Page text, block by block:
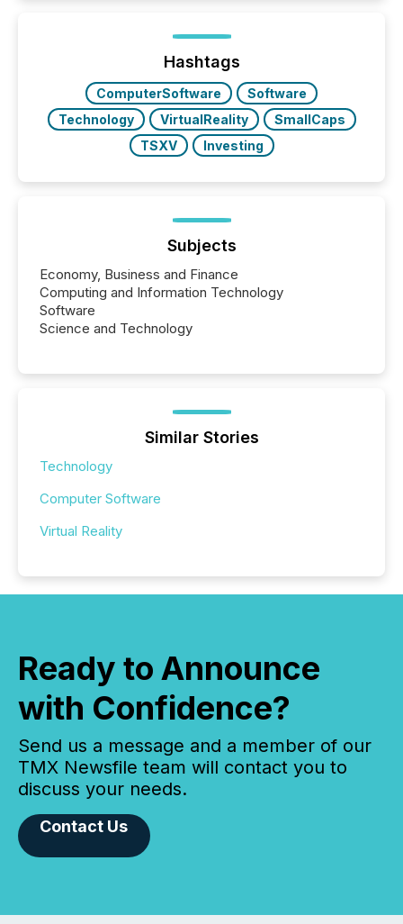
jurisdiction of incorporation; FPIs incorporated in
"offshore" jurisdictions (e.g., Cayman Islands or
Hashtags
ComputerSoftware
Software
Technology
VirtualReality
SmallCaps
TSXV
Investing
Subjects
Economy, Business and Finance
Computing and Information Technology
Software
Science and Technology
Similar Stories
Technology
Computer Software
Virtual Reality
Ready to Announce
with Confidence?
Send us a message and a member of our
TMX Newsfile team will contact you to
discuss your needs.
Contact Us